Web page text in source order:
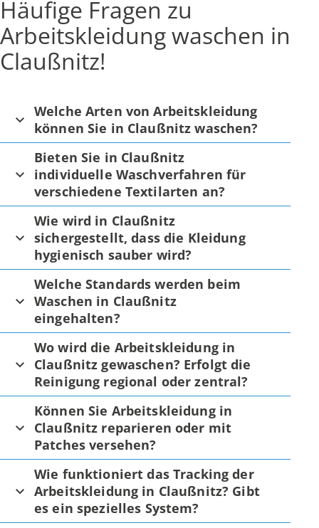
Häufige Fragen zu
Arbeitskleidung waschen in
Claußnitz!
Welche Arten von Arbeitskleidung
können Sie in Claußnitz waschen?
Bieten Sie in Claußnitz
individuelle Waschverfahren für
verschiedene Textilarten an?
Wie wird in Claußnitz
sichergestellt, dass die Kleidung
hygienisch sauber wird?
Welche Standards werden beim
Waschen in Claußnitz
eingehalten?
Wo wird die Arbeitskleidung in
Claußnitz gewaschen? Erfolgt die
Reinigung regional oder zentral?
Können Sie Arbeitskleidung in
Claußnitz reparieren oder mit
Patches versehen?
Wie funktioniert das Tracking der
Arbeitskleidung in Claußnitz? Gibt
es ein spezielles System?